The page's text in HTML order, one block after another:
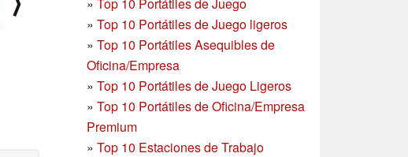
» Top 10 Portátiles de Juego ligeros
» Top 10 Portátiles Asequibles de
Oficina/Empresa
» Top 10 Portátiles de Juego Ligeros
» Top 10 Portátiles de Oficina/Empresa
Premium
» Top 10 Estaciones de Trabajo